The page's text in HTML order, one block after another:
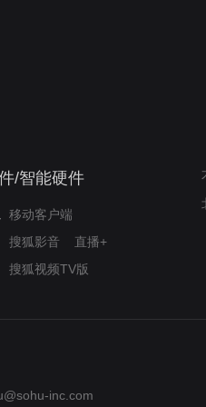
/智能硬件
移动客户端
搜狐影音
直播+
搜狐视频TV版
inc.com